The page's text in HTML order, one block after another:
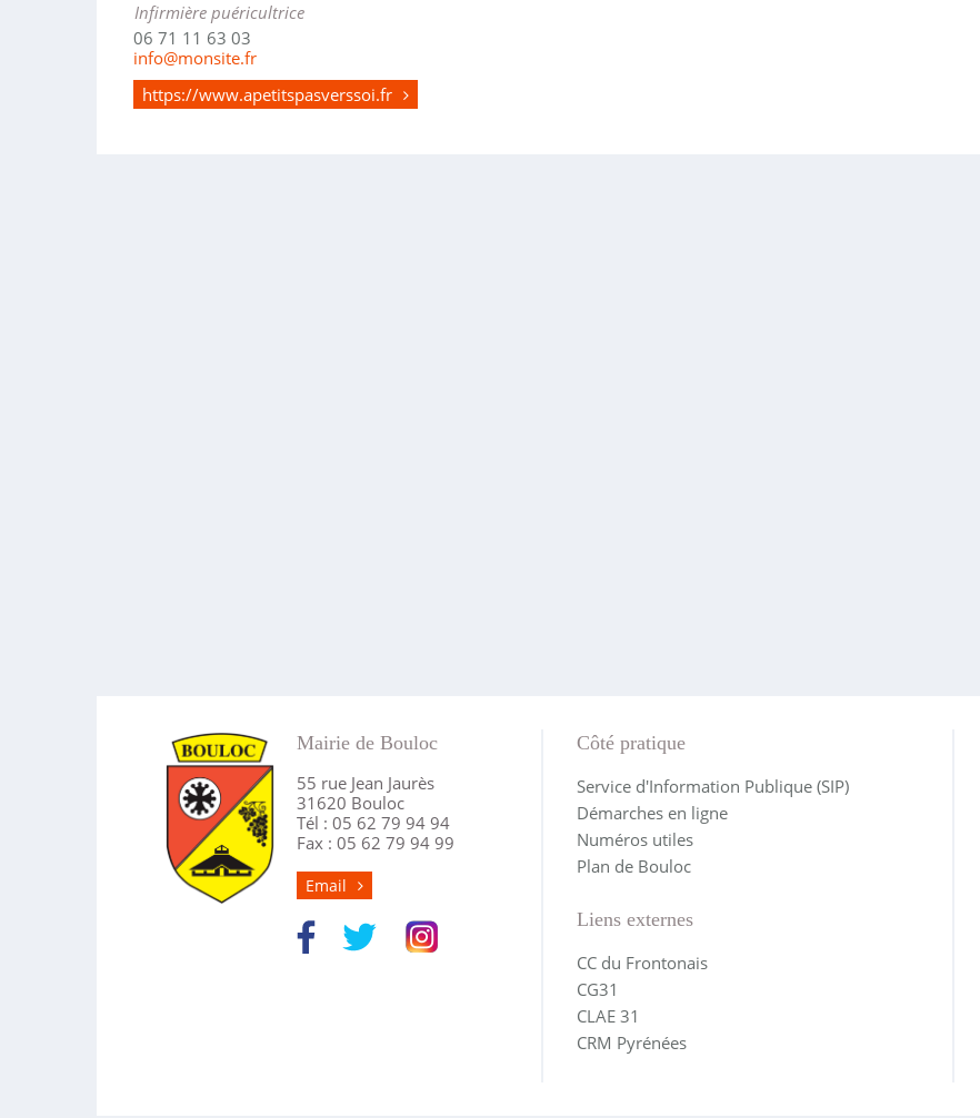
Infirmière puéricultrice
06 71 11 63 03
info@monsite.fr
https://www.apetitspasverssoi.fr
Mairie de Bouloc
55 rue Jean Jaurès
31620 Bouloc
Tél : 05 62 79 94 94
Fax : 05 62 79 94 99
Email
Côté pratique
Service d'Information Publique (SIP)
Démarches en ligne
Numéros utiles
Plan de Bouloc
Liens externes
CC du Frontonais
CG31
CLAE 31
CRM Pyrénées